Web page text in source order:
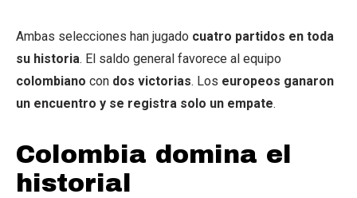
Ambas selecciones han jugado cuatro partidos en toda
su historia. El saldo general favorece al equipo
colombiano con dos victorias. Los europeos ganaron
un encuentro y se registra solo un empate.
Colombia domina el
historial